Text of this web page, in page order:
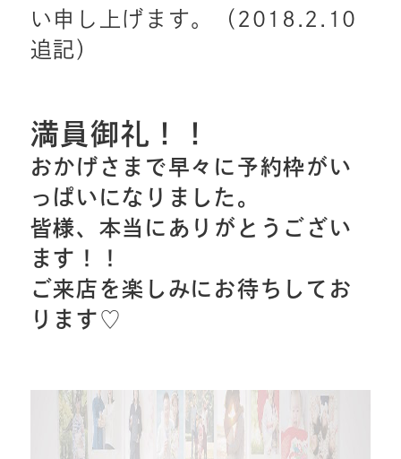
い申し上げます。（2018.2.10
追記）
満員御礼！！
おかげさまで早々に予約枠がい
っぱいになりました。
皆様、本当にありがとうござい
ます！！
ご来店を楽しみにお待ちしてお
ります♡